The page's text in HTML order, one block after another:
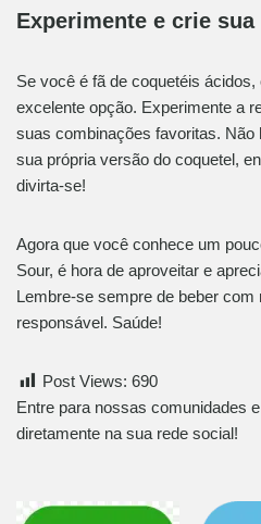
Experimente e crie
Se você é fã de coquetéis
excelente opção. Experimente a
suas combinações favoritas. Não
sua própria versão do coquetel,
divirta-se!
Agora que você conhece um
Sour, é hora de aproveitar e
Lembre-se sempre de beber com
responsável. Saúde!
Post Views: 690
Entre para nossas comunidades
diretamente na sua rede social!